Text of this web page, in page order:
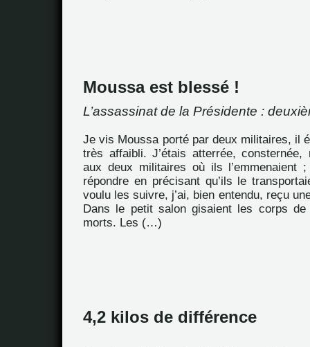
Moussa est blessé !
L’assassinat de la Présidente :
Je vis Moussa porté par deux militaires, il
très affaibli. J’étais atterrée, consternée,
aux deux militaires où ils l’emmenaient
répondre en précisant qu’ils le
voulu les suivre, j’ai, bien entendu, reçu
Dans le petit salon gisaient les corps
morts. Les (…)
4,2 kilos de différence